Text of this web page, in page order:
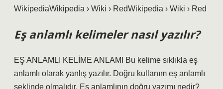
WikipediaWikipedia › Wiki › RedWikipedia › Wiki › Red
Eş anlamlı kelimeler nasıl yazılır?
EŞ ANLAMLI KELİME ANLAMI Bu kelime sıklıkla eş
anlamlı olarak yanlış yazılır. Doğru kullanım eş anlamlı
şeklinde olmalıdır. Eş anlamlının doğru yazımı nedir?